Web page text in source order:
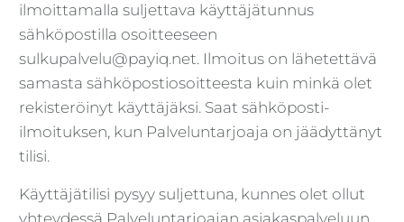
ilmoittamalla suljettava käyttäjätunnus
sähköpostilla osoitteeseen
sulkupalvelu@payiq.net. Ilmoitus on lähetettävä
samasta sähköpostiosoitteesta kuin minkä olet
rekisteröinyt käyttäjäksi. Saat sähköposti-
ilmoituksen, kun Palveluntarjoaja on jäädyttänyt
tilisi.
Käyttäjätilisi pysyy suljettuna, kunnes olet ollut
yhteydessä Palveluntarjoajan asiakaspalveluun,